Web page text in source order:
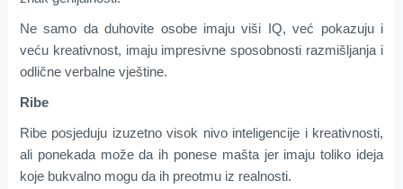
Ne samo da duhovite osobe imaju viši IQ, već pokazuju i
veću kreativnost, imaju impresivne sposobnosti razmišljanja i
odlične verbalne vještine.
Ribe
Ribe posjeduju izuzetno visok nivo inteligencije i kreativnosti,
ali ponekada može da ih ponese mašta jer imaju toliko ideja
koje bukvalno mogu da ih preotmu iz realnosti.